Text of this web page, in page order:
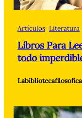
Artículos Literatura
Libros Para
todo
Labibliotecafilosofica